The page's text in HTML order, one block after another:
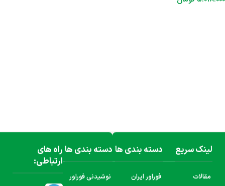
لینک سریع
مقالات
دسته بندی ها
فوراور ایران
دسته بندی ها
نوشیدنی فوراور
راه های
ارتباطی: